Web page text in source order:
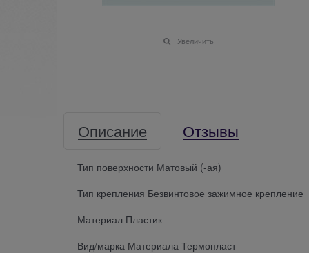
Увеличить
Описание Отзывы
Тип поверхности Матовый (-ая)
Тип крепления Безвинтовое зажимное крепление
Материал Пластик
Вид/марка Материала Термопласт